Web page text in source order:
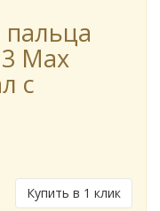
пальца
Max
с
Купить в 1 клик